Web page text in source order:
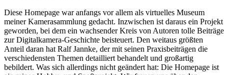
Diese Homepage war anfangs vor allem als virtuelles Museum
meiner Kamerasammlung gedacht. Inzwischen ist daraus ein Projekt
geworden, bei dem ein wachsender Kreis von Autoren tolle Beiträge
zur Digitalkamera-Geschichte beisteuert. Den weitaus größten
Anteil daran hat Ralf Jannke, der mit seinen Praxisbeiträgen die
verschiedensten Themen detailliert behandelt und großartig
bebildert. Was sich allerdings nicht geändert hat: Die Homepage ist